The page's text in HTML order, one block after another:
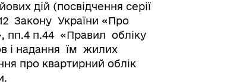
дій (посвідчення серії
Закону України «Про
пп.4 п.44 «Правил обліку
і надання їм жилих
про квартирний облік